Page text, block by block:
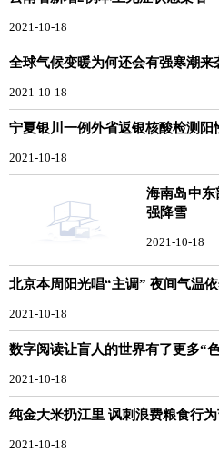
2021-10-18
全球气候变暖为何还会有强寒潮来
2021-10-18
宁夏银川一例外省返银核酸检测阳
2021-10-18
海南岛中东
强降雪
2021-10-18
北京本周阳光唱“主调” 夜间气温
2021-10-18
数字阅读让盲人的世界有了更多“
2021-10-18
纯金大米扔江里 讽刺浪费粮食行
2021-10-18